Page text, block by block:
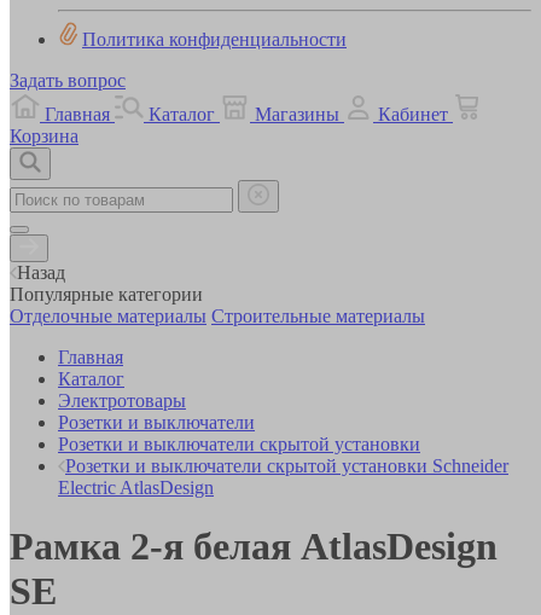
Политика конфиденциальности
Задать вопрос
Главная
Каталог Магазины
Кабинет
Корзина
Назад
Популярные категории
Отделочные материалы Строительные материалы
Главная
Каталог
Электротовары
Розетки и выключатели
Розетки и выключатели скрытой установки
Розетки и выключатели скрытой установки Schneider
Electric AtlasDesign
Рамка 2-я белая AtlasDesign
SE